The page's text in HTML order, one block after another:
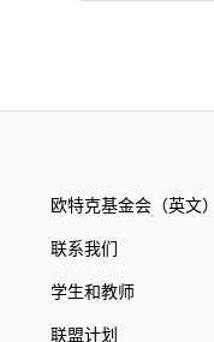
欧特克基金会（英文）
联系我们
学生和教师
联盟计划